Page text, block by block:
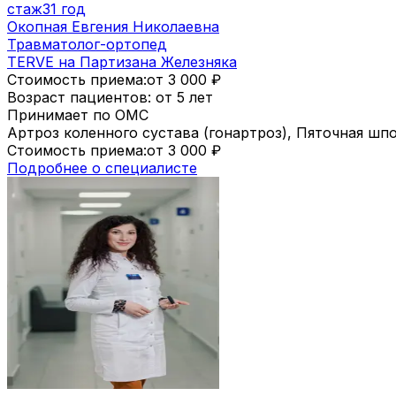
стаж31 год
Окопная Евгения Николаевна
Травматолог-ортопед
TERVE на Партизана Железняка
Стоимость приема:от 3 000 ₽
Возраст пациентов: от 5 лет
Принимает по ОМС
Артроз коленного сустава (гонартроз), Пяточная
Стоимость приема:от 3 000 ₽
Подробнее о специалисте